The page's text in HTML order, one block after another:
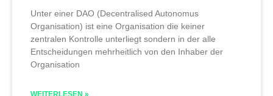
Unter einer DAO (Decentralised Autonomus
Organisation) ist eine Organisation die keiner
zentralen Kontrolle unterliegt sondern in der alle
Entscheidungen mehrheitlich von den Inhaber der
Organisation
WEITERLESEN »